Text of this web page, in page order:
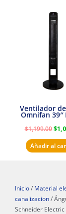
Ventilador
Omnifan 39″
$1,199.00
era:
$
Añadir al
Inicio / Material
canalizacion /
Schneider Electric